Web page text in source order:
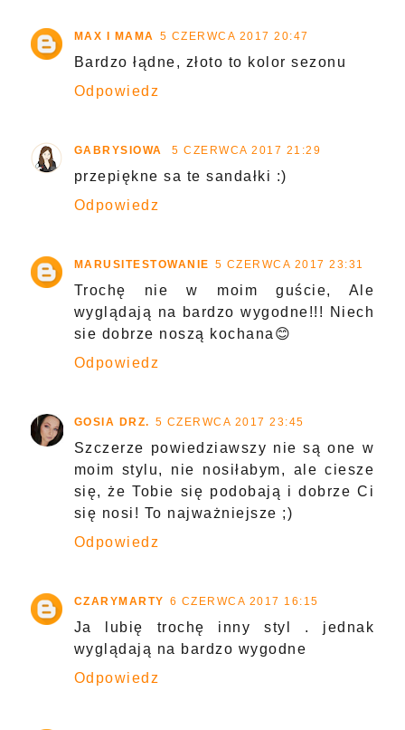
MAX I MAMA 5 CZERWCA 2017 20:47
Bardzo łądne, złoto to kolor sezonu
Odpowiedz
GABRYSIOWA 5 CZERWCA 2017 21:29
przepiękne sa te sandałki :)
Odpowiedz
MARUSITESTOWANIE 5 CZERWCA 2017 23:31
Trochę nie w moim guście, Ale
wyglądają na bardzo wygodne!!! Niech
sie dobrze noszą kochana😊
Odpowiedz
GOSIA DRZ. 5 CZERWCA 2017 23:45
Szczerze powiedziawszy nie są one w
moim stylu, nie nosiłabym, ale ciesze
się, że Tobie się podobają i dobrze Ci
się nosi! To najważniejsze ;)
Odpowiedz
CZARYMARTY 6 CZERWCA 2017 16:15
Ja lubię trochę inny styl . jednak
wyglądają na bardzo wygodne
Odpowiedz